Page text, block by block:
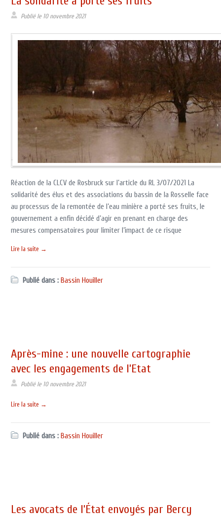
Publié le 10 novembre 2021
Réaction de la CLCV de Rosbruck sur l’article du RL 3/07/2021 La
solidarité des élus et des associations du bassin de la Rosselle face
au processus de la remontée de l’eau minière a porté ses fruits, le
gouvernement a enfin décidé d’agir en prenant en charge des
mesures compensatoires pour limiter l’impact de ce risque
Lire la suite →
Publié dans : Bassin Houiller
Après-mine : une nouvelle cartographie
avec les engagements de l’Etat
Publié le 10 novembre 2021
Lire la suite →
Publié dans : Bassin Houiller
Les avocats de l’État envoyés par Bercy